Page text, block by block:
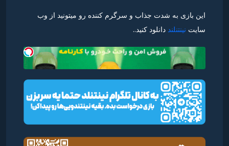
این بازی به شدت جذاب و سرگرم کننده رو میتونید از وب
سایت نینتنلند دانلود کنید..